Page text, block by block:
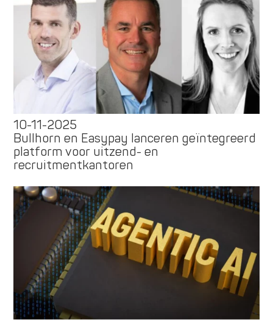
10-11-2025
Bullhorn en Easypay lanceren geïntegreerd
platform voor uitzend- en
recruitmentkantoren